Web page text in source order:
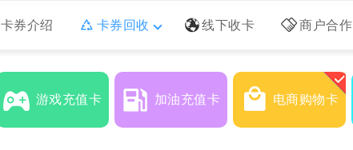
卡券介绍 卡券回收 线下收卡 商户合作
游戏充值卡 加油充值卡 电商购物卡